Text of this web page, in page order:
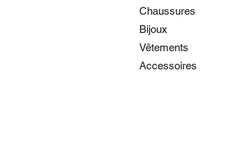
Chaussures
Bijoux
Vêtements
Accessoires